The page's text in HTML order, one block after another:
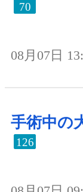
70
08月07日
手術中の
126